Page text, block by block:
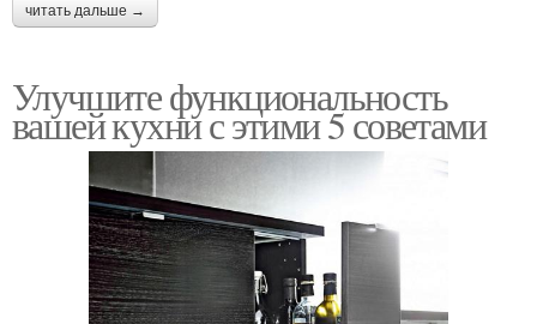
читать дальше →
Улучшите функциональность
вашей кухни с этими 5 советами